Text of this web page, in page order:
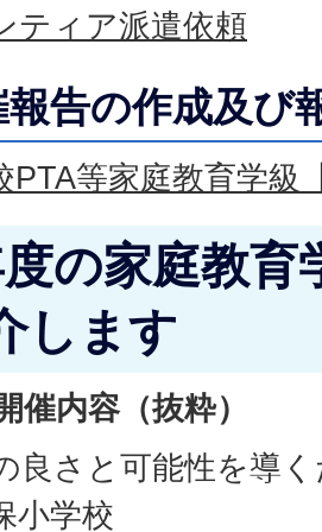
ティア派遣依頼
報告の作成及び
PTA等家庭教育学級
の家庭教育
します
催内容（抜粋）
良さと可能性を導
小学校